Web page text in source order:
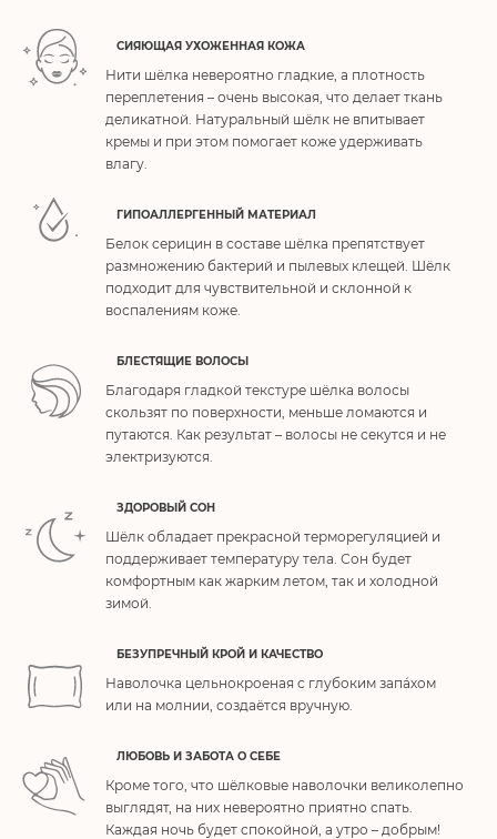
СИЯЮЩАЯ УХОЖЕННАЯ КОЖА
Нити шёлка невероятно гладкие, а плотность
переплетения – очень высокая, что делает ткань
деликатной. Натуральный шёлк не впитывает
кремы и при этом помогает коже удерживать
влагу.
ГИПОАЛЛЕРГЕННЫЙ МАТЕРИАЛ
Белок серицин в составе шёлка препятствует
размножению бактерий и пылевых клещей. Шёлк
подходит для чувствительной и склонной к
воспалениям коже.
БЛЕСТЯЩИЕ ВОЛОСЫ
Благодаря гладкой текстуре шёлка волосы
скользят по поверхности, меньше ломаются и
путаются. Как результат – волосы не секутся и не
электризуются.
ЗДОРОВЫЙ СОН
Шёлк обладает прекрасной терморегуляцией и
поддерживает температуру тела. Сон будет
комфортным как жарким летом, так и холодной
зимой.
БЕЗУПРЕЧНЫЙ КРОЙ И КАЧЕСТВО
Наволочка цельнокроеная с глубоким запа́хом
или на молнии, создаётся вручную.
ЛЮБОВЬ И ЗАБОТА О СЕБЕ
Кроме того, что шёлковые наволочки великолепно
выглядят, на них невероятно приятно спать.
Каждая ночь будет спокойной, а утро – добрым!